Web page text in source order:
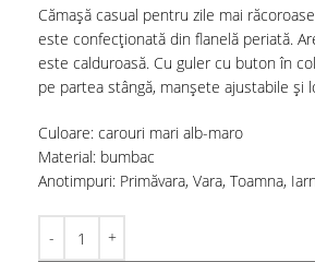
Cămașă casual pentru zile mai
este confecționată din flanelă periată.
este calduroasă. Cu guler cu buton în
pe partea stângă, manșete ajustabile și
Culoare: carouri mari alb-maro
Material: bumbac
Anotimpuri: Primăvara, Vara, Toamna,